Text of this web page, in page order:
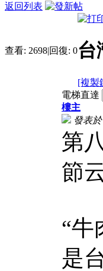
返回列表
查看: 2698|回復: 0台
[複製
電梯直達
樓主
發表於
第
節
“牛
是